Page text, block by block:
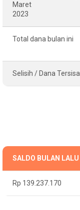
Maret
2023
Total dana bulan ini
Selisih / Dana Tersisa
SALDO BULAN LALU
Rp 139.237.170